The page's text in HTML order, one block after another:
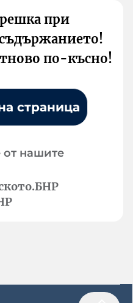
при
по-късно!
страница
нашите